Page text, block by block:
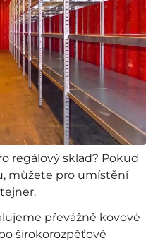
regálový sklad? Pokud
můžete pro umístění
převážně kovové
širokorozpěťové